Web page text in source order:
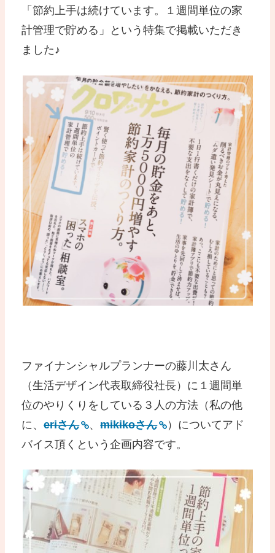
「節約上手は続けています。１週間単位の家
計管理で貯める」という特集で掲載いただき
ました♪
ファイナンシャルプランナーの藤川太さん
（生活デザイン代表取締役社長）に１週間単
位のやりくりをしている３人の方法（私の他
に、eriさん 、mikikoさん
）についてアド
バイス頂くという企画内容です。